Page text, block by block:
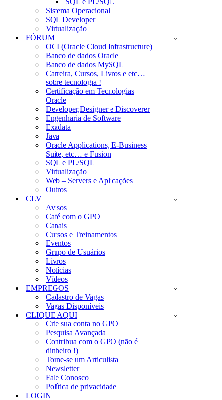
SQL e PL/SQL
Sistema Operacional
SQL Developer
Virtualização
FÓRUM
OCI (Oracle Cloud Infrastructure)
Banco de dados Oracle
Banco de dados MySQL
Carreira, Cursos, Livros e etc…
sobre tecnologia !
Certificação em Tecnologias
Oracle
Developer,Designer e Discoverer
Engenharia de Software
Exadata
Java
Oracle Applications, E-Business
Suite, etc… e Fusion
SQL e PL/SQL
Virtualização
Web – Servers e Aplicações
Outros
CLV
Avisos
Café com o GPO
Canais
Cursos e Treinamentos
Eventos
Grupo de Usuários
Livros
Notícias
Vídeos
EMPREGOS
Cadastro de Vagas
Vagas Disponíveis
CLIQUE AQUI
Crie sua conta no GPO
Pesquisa Avançada
Contribua com o GPO (não é
dinheiro !)
Torne-se um Articulista
Newsletter
Fale Conosco
Política de privacidade
LOGIN